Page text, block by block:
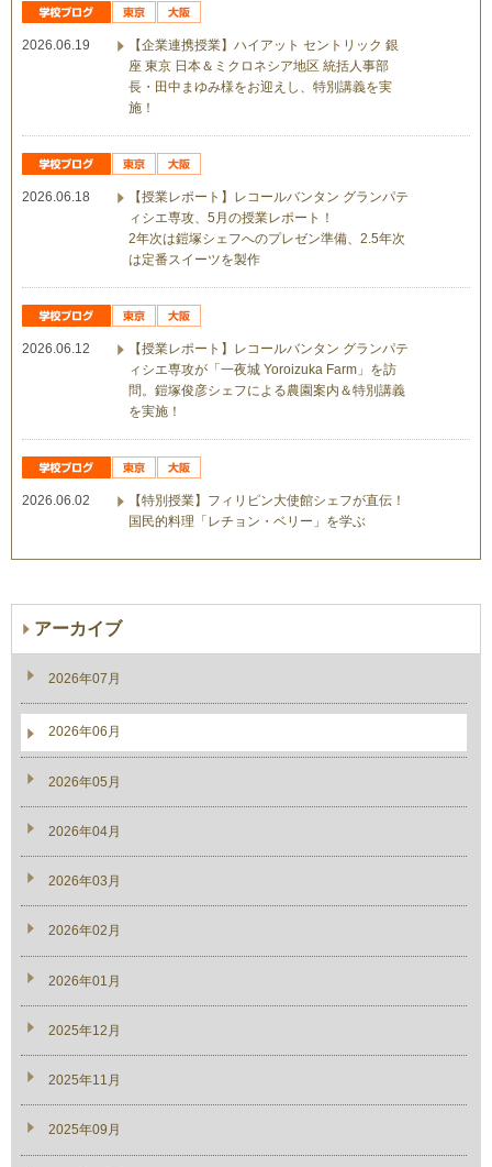
2026.06.19
【企業連携授業】ハイアット セントリック 銀
座 東京 日本＆ミクロネシア地区 統括人事部
長・田中まゆみ様をお迎えし、特別講義を実
施！
2026.06.18
【授業レポート】レコールバンタン グランパテ
ィシエ専攻、5月の授業レポート！
2年次は鎧塚シェフへのプレゼン準備、2.5年次
は定番スイーツを製作
2026.06.12
【授業レポート】レコールバンタン グランパテ
ィシエ専攻が「一夜城 Yoroizuka Farm」を訪
問。鎧塚俊彦シェフによる農園案内＆特別講義
を実施！
2026.06.02
【特別授業】フィリピン大使館シェフが直伝！
国民的料理「レチョン・ベリー」を学ぶ
アーカイブ
2026年07月
2026年06月
2026年05月
2026年04月
2026年03月
2026年02月
2026年01月
2025年12月
2025年11月
2025年09月